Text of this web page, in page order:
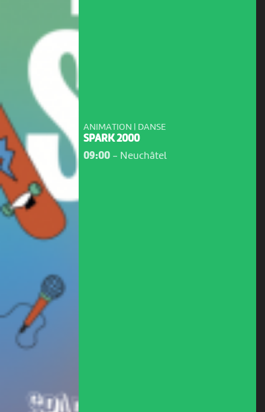
ANIMATION | DANSE
SPARK 2000
09:00- Neuchâtel